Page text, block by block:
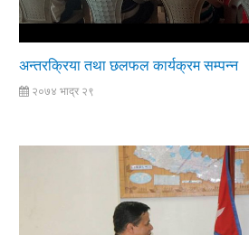
अन्तरक्रिया तथा छलफल कार्यक्रम सम्पन्न
२०७४ भाद्र २९